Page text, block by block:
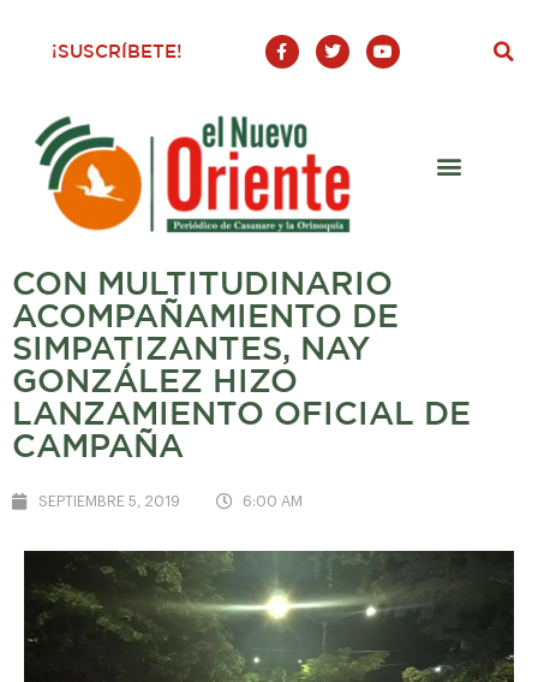
¡SUSCRÍBETE!
F
a
c
o
o
-
T
w
i
Y
o
u
CON MULTITUDINARIO
ACOMPAÑAMIENTO DE
SIMPATIZANTES, NAY
GONZÁLEZ HIZO
LANZAMIENTO OFICIAL DE
CAMPAÑA
SEPTIEMBRE 5, 2019 6:00 AM